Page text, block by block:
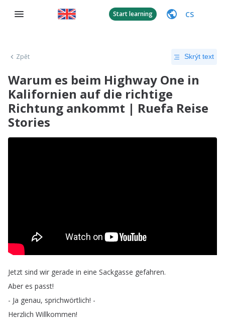
Start learning CS
Zpět Skrýt text
Warum es beim Highway One in
Kalifornien auf die richtige
Richtung ankommt | Ruefa Reise
Stories
Jetzt sind wir gerade in eine Sackgasse gefahren.
Aber es passt!
- Ja genau, sprichwörtlich! -
Herzlich Willkommen!